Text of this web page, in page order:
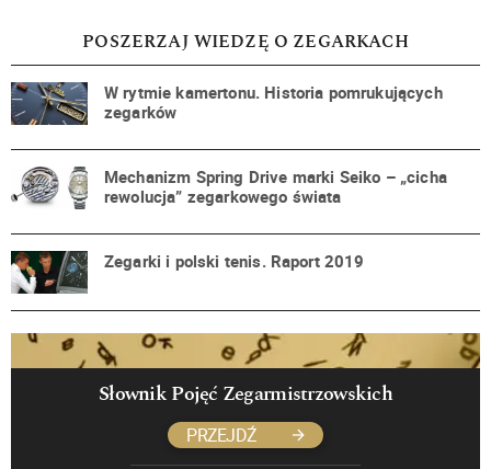
POSZERZAJ WIEDZĘ O ZEGARKACH
W rytmie kamertonu. Historia pomrukujących
zegarków
Mechanizm Spring Drive marki Seiko – „cicha
rewolucja” zegarkowego świata
Zegarki i polski tenis. Raport 2019
Słownik Pojęć Zegarmistrzowskich
PRZEJDŹ